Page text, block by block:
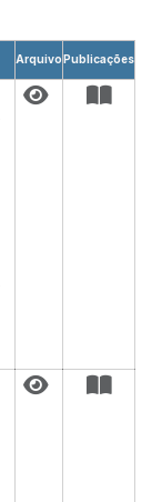
ArquivoPublicações